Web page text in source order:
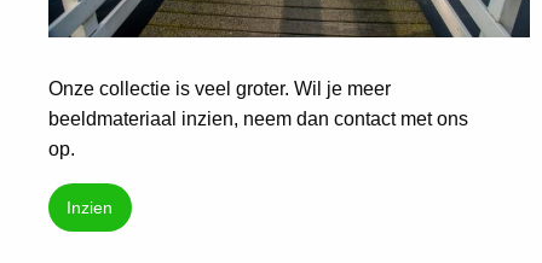
Onze collectie is veel groter. Wil je meer
beeldmateriaal inzien, neem dan contact met ons
op.
Inzien